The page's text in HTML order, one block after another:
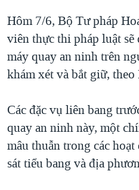
CÁC GIÁ TRỊ CỘNG HÒA Ở
THƯỢNG ĐỈNH TRUMP-KIM
TRỊNH VĨNH BÌNH VS.
NGƯ DÂN VIỆT VÀ LÀN
BÊN KIA QUỐC LỘ: TIẾNG
QUAN HỆ VIỆT MỸ
Hôm 7/6, Bộ Tư pháp
viên thực thi pháp luật sẽ
máy quay an ninh trên
khám xét và bắt giữ, theo
Các đặc vụ liên bang
quay an ninh này, một
mâu thuẫn trong các
sát tiểu bang và địa